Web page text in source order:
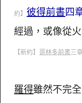
約】彼得前書四
經過，或像從
【新約】 哥林多前書三
羅得雖然不完